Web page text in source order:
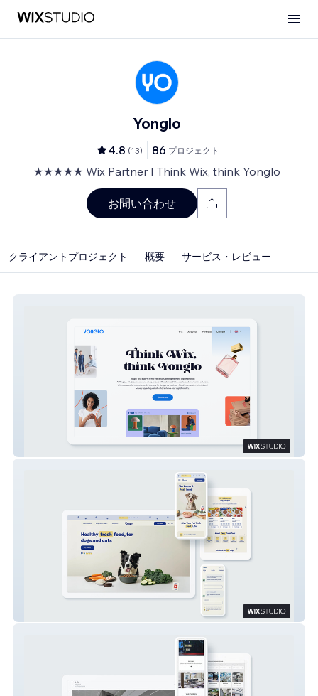
Yonglo
4.8 (13) 86 プロジェクト
★★★★★ Wix Partner I Think Wix, think Yonglo
お問い合わせ
クライアントプロジェクト 概要 サービス・レビュー